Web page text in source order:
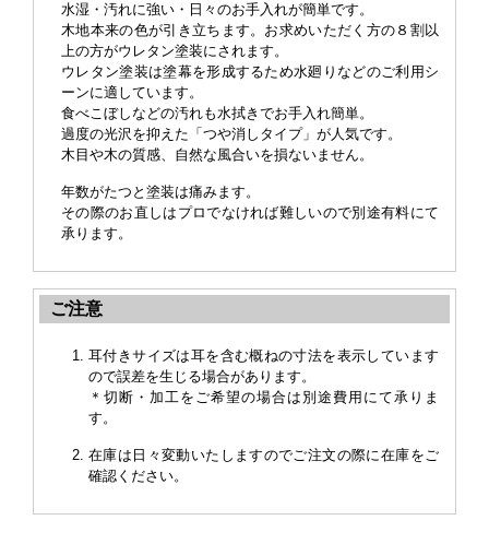
水湿・汚れに強い・日々のお手入れが簡単です。
木地本来の色が引き立ちます。お求めいただく方の８割以
上の方がウレタン塗装にされます。
ウレタン塗装は塗幕を形成するため水廻りなどのご利用シ
ーンに適しています。
食べこぼしなどの汚れも水拭きでお手入れ簡単。
過度の光沢を抑えた「つや消しタイプ」が人気です。
木目や木の質感、自然な風合いを損ないません。
年数がたつと塗装は痛みます。
その際のお直しはプロでなければ難しいので別途有料にて
承ります。
ご注意
耳付きサイズは耳を含む概ねの寸法を表示しています
ので誤差を生じる場合があります。
＊切断・加工をご希望の場合は別途費用にて承りま
す。
在庫は日々変動いたしますのでご注文の際に在庫をご
確認ください。